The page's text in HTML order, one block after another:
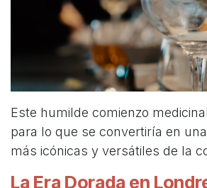
Este humilde comienzo
para lo que se convertiría en
más icónicas y versátiles de la
La Era Dorada en